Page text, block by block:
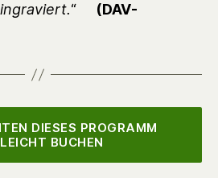
“
(DAV-
DIESES PROGRAMM
BUCHEN